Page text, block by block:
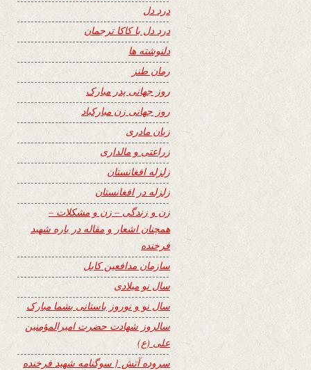
درد دل
درد دل با کاکا ترجمان
دلنوشته ها
رمان طنز
روز جهانی پدر مبارک
روز جهانی زن مبارکباد
زبان مادری
زراعتی و مالداری
زلزله افغانستان
زلزله در افغانستان
زن و زندگی – زن و مشکلات –
همچنان اشعار و مقاله در باره شهید
فرخنده
سازمان مدافعین کابل
سال نو میلادی
سال نو و نوروز باستانی بشما مبارک
سالروز شهادت حضرت امیرالمؤمنین
علی (ع)
سروده آتش { سوگنامه شهید فرخنده